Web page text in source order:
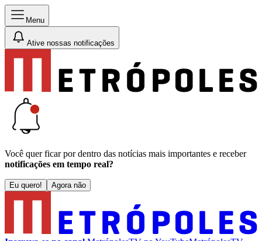
Menu
Ative nossas notificações
Você quer ficar por dentro das notícias mais importantes e receber
notificações em tempo real?
Eu quero! Agora não